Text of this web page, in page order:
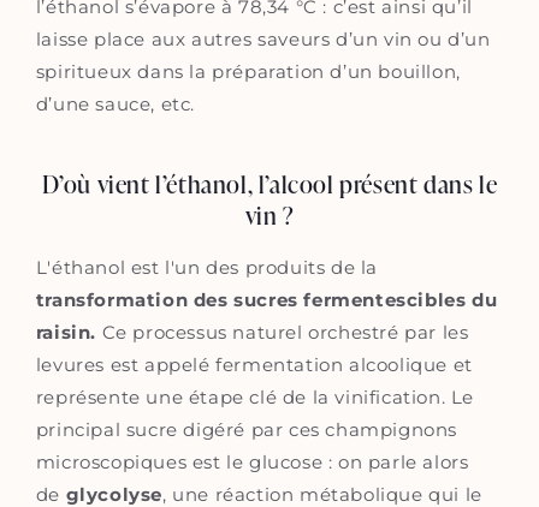
l’éthanol s’évapore à 78,34 °C : c’est ainsi qu’il
laisse place aux autres saveurs d’un vin ou d’un
spiritueux dans la préparation d’un bouillon,
d’une sauce, etc.
D’où vient l’éthanol, l’alcool présent dans le
vin ?
L'éthanol est l'un des produits de la
transformation des sucres fermentescibles du
raisin. Ce processus naturel orchestré par les
levures est appelé fermentation alcoolique et
représente une étape clé de la vinification. Le
principal sucre digéré par ces champignons
microscopiques est le glucose : on parle alors
de glycolyse, une réaction métabolique qui le